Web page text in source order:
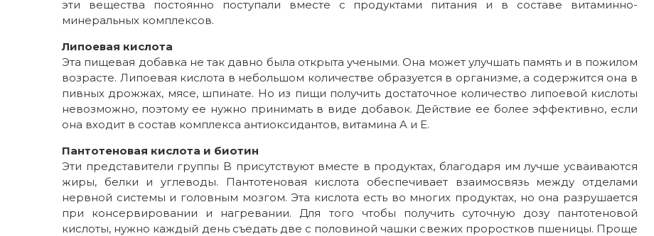
эти вещества постоянно поступали вместе с продуктами питания и в составе витаминно-
минеральных комплексов.
Липоевая кислота
Эта пищевая добавка не так давно была открыта учеными. Она может улучшать память и в пожилом
возрасте. Липоевая кислота в небольшом количестве образуется в организме, а содержится она в
пивных дрожжах, мясе, шпинате. Но из пищи получить достаточное количество липоевой кислоты
невозможно, поэтому ее нужно принимать в виде добавок. Действие ее более эффективно, если
она входит в состав комплекса антиоксидантов, витамина A и E.
Пантотеновая кислота и биотин
Эти представители группы B присутствуют вместе в продуктах, благодаря им лучше усваиваются
жиры, белки и углеводы. Пантотеновая кислота обеспечивает взаимосвязь между отделами
нервной системы и головным мозгом. Эта кислота есть во многих продуктах, но она разрушается
при консервировании и нагревании. Для того чтобы получить суточную дозу пантотеновой
кислоты, нужно каждый день съедать две с половиной чашки свежих проростков пшеницы. Проще